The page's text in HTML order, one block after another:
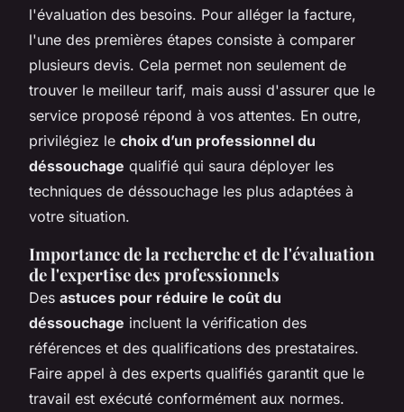
l'évaluation des besoins. Pour alléger la facture,
l'une des premières étapes consiste à comparer
plusieurs devis. Cela permet non seulement de
trouver le meilleur tarif, mais aussi d'assurer que le
service proposé répond à vos attentes. En outre,
privilégiez le choix d’un professionnel du
déssouchage qualifié qui saura déployer les
techniques de déssouchage les plus adaptées à
votre situation.
Importance de la recherche et de l'évaluation
de l'expertise des professionnels
Des astuces pour réduire le coût du
déssouchage incluent la vérification des
références et des qualifications des prestataires.
Faire appel à des experts qualifiés garantit que le
travail est exécuté conformément aux normes.